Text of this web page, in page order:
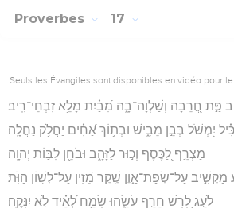
Proverbes 17
Seuls les Évangiles sont disponibles en vidéo pour le
פַּ֣ת חֲ֭רֵבָה וְשַׁלְוָה־בָ֑הּ מִ֝בַּ֗יִת מָלֵ֥א זִבְחֵי־רִֽיב׃
יִ֭מְשֹׁל בְּבֵ֣ן מֵבִ֑ישׁ וּבְת֥וֹךְ אַ֝חִ֗ים יַחֲלֹ֥ק נַחֲלָֽה׃
מַצְרֵ֣ף לַ֭כֶּסֶף וְכ֣וּר לַזָּהָ֑ב וּבֹחֵ֖ן לִבּ֣וֹת יְהוָֽה׃
מַקְשִׁ֣יב עַל־שְׂפַת־אָ֑וֶן שֶׁ֥קֶר מֵ֝זִין עַל־לְשׁ֥וֹן הַוֺּֽת׃
לֹעֵ֣ג לָ֭רָשׁ חֵרֵ֣ף עֹשֵׂ֑הוּ שָׂמֵ֥חַ לְ֝אֵ֗יד לֹ֣א יִנָּקֶֽה׃